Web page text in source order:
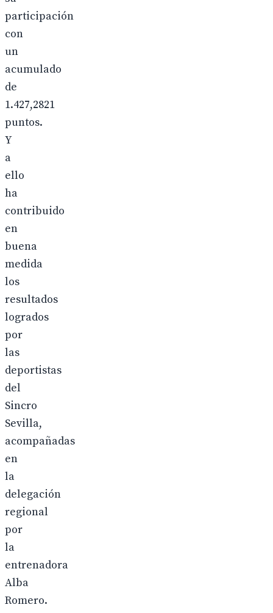
participación
con
un
acumulado
de
1.427,2821
puntos.
Y
a
ello
ha
contribuido
en
buena
medida
los
resultados
logrados
por
las
deportistas
del
Sincro
Sevilla,
acompañadas
en
la
delegación
regional
por
la
entrenadora
Alba
Romero.